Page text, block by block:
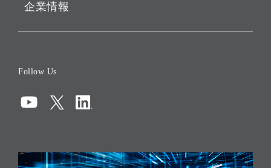
企業情報
コンプライアンス
リスクマネジメント
Follow Us